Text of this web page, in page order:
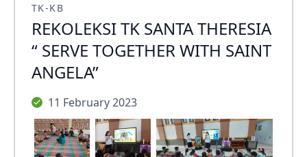
TK-KB
REKOLEKSI TK SANTA THERESIA
“ SERVE TOGETHER WITH SAINT
ANGELA”
11 February 2023